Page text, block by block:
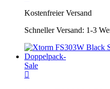
Kostenfreier Versand
Schneller Versand: 1-3
Sale